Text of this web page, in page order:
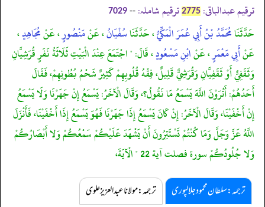
ترقیم عبدالباقی: 2775 ترقیم شاملہ: --
7029
حَدَّثَنَامُحَمَّدُ بْنُ أَبِي عُمَرَ الْمَكِّيُّ، حَدَّثَنَاسُفْيَانُ، عَنْمَنْصُورٍ، عَنْمُجَاهِدٍ،
عَنْأَبِي مَعْمَرٍ، عَنْابْنِ مَسْعُودٍ، قَالَ: " اجْتَمَعَ عِنْدَ الْبَيْتِ ثَلَاثَةُ نَفَرٍ قُرَشِيَّانِ
وَثَقَفِيٌّ أَوْ ثَقَفِيَّانِ وَقُرَشِيٌّ قَلِيلٌ، فِقْهُ قُلُوبِهِمْ كَثِيرٌ شَحْمُ بُطُونِهِمْ، فَقَالَ
أَحَدُهُمْ: أَتُرَوْنَ اللَّهَ يَسْمَعُ مَا نَقُولُ؟، وَقَالَ الْآخَرُ: يَسْمَعُ إِنْ جَهَرْنَا وَلَا يَسْمَعُ
إِنْ أَخْفَيْنَا، وَقَالَ الْآخَرُ: إِنْ كَانَ يَسْمَعُ إِذَا جَهَرْنَا فَهُوَ يَسْمَعُ إِذَا أَخْفَيْنَا، فَأَنْزَلَ
اللَّهُ عَزَّ وَجَلَّ وَمَا كُنْتُمْ تَسْتَتِرُونَ أَنْ يَشْهَدَ عَلَيْكُمْ سَمْعُكُمْ وَلا أَبْصَارُكُمْ
وَلا جُلُودُكُمْ سورة فصلت آية 22 " الْآيَةَ،
ترجمہ:سلطان محمود جلالپوری ترجمہ:مولانا عبدالعزیز علوی